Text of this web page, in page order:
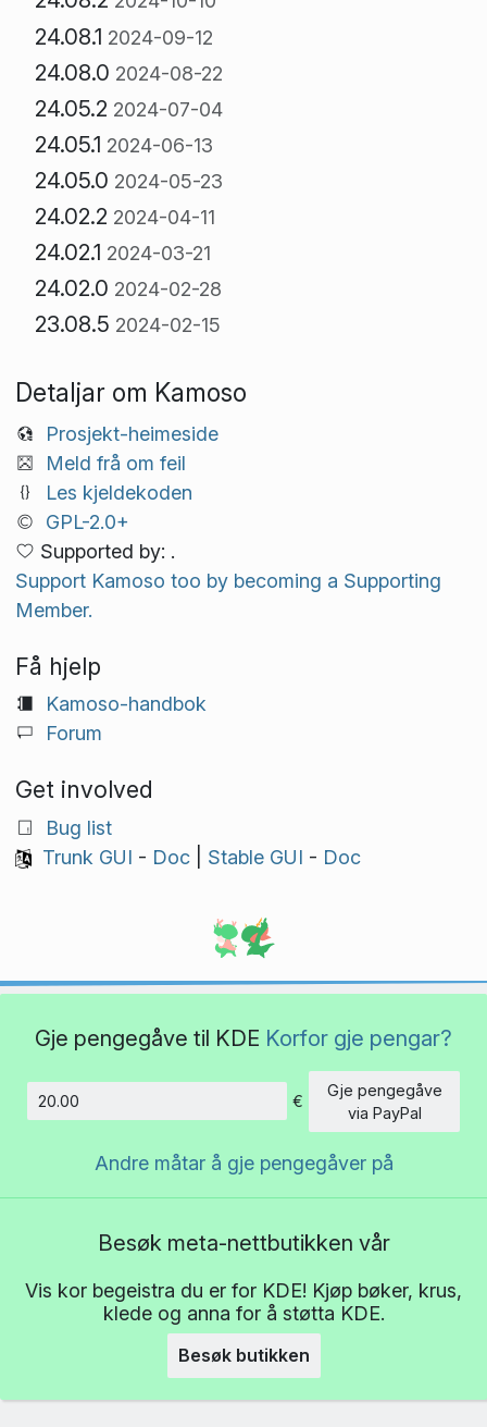
24.08.1 2024-09-12
24.08.0 2024-08-22
24.05.2 2024-07-04
24.05.1 2024-06-13
24.05.0 2024-05-23
24.02.2 2024-04-11
24.02.1 2024-03-21
24.02.0 2024-02-28
23.08.5 2024-02-15
Detaljar om Kamoso
Prosjekt-heimeside
Meld frå om feil
Les kjeldekoden
GPL-2.0+
Supported by: .
Support Kamoso too by becoming a Supporting
Member.
Få hjelp
Kamoso-handbok
Forum
Get involved
Bug list
Trunk GUI - Doc| Stable GUI - Doc
Gje pengegåve til KDE Korfor gje pengar?
€
Gje pengegåve
via PayPal
Andre måtar å gje pengegåver på
Besøk meta-nettbutikken vår
Vis kor begeistra du er for KDE! Kjøp bøker, krus,
klede og anna for å støtta KDE.
Besøk butikken